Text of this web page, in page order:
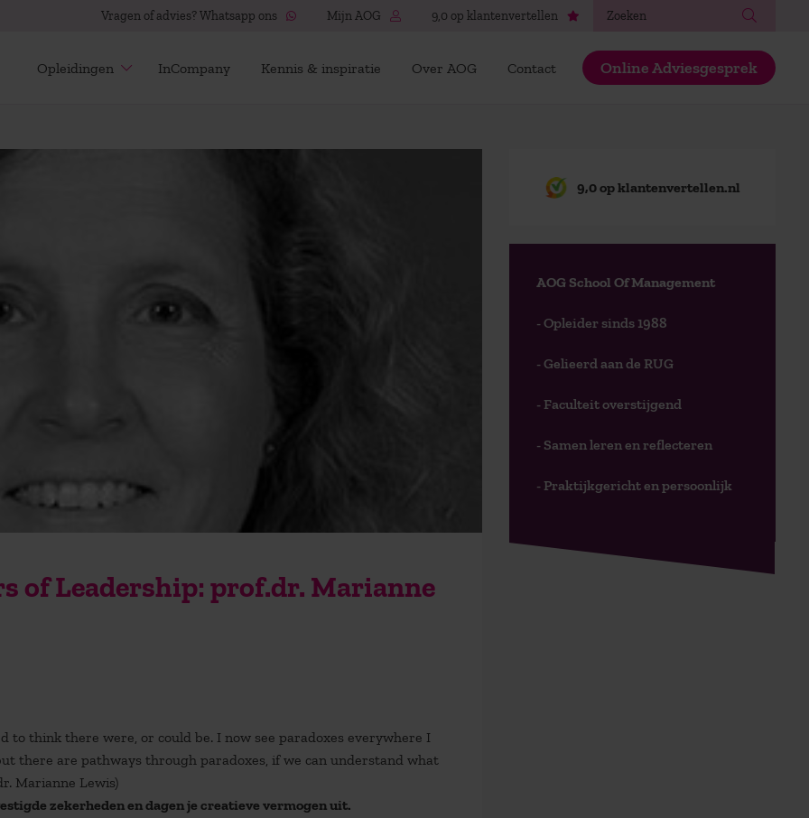
Vragen of advies? Whatsapp ons Mijn AOG 9,0 op klantenvertellen
Opleidingen InCompany Kennis & inspiratie Over AOG Contact Online Adviesgesprek
of Leadership: prof.dr. Marianne
to think there were, or could be. I now see paradoxes everywhere I
there are pathways through paradoxes, if we can understand what
Marianne Lewis)
zekerheden en dagen je creatieve vermogen uit.
9,0 op klantenvertellen.nl
AOG School Of Management
- Opleider sinds 1988
- Gelieerd aan de RUG
- Faculteit overstijgend
- Samen leren en reflecteren
- Praktijkgericht en persoonlijk